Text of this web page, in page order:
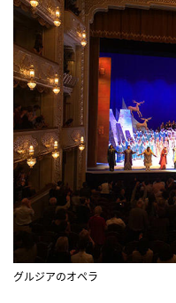
グルジアのオペラ